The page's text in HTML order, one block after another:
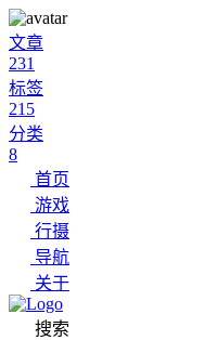
文章
231
标签
215
分类
8
首页
游戏
行摄
导航
关于
搜索